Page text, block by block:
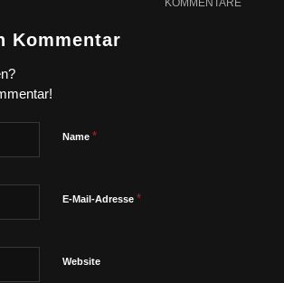
Kommentar
Name *
E-Mail-Adresse *
Website